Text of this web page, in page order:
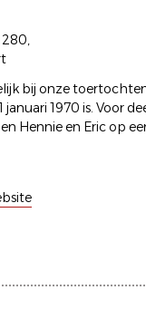
280,
bij onze
januari 1970 is. Voor
Hennie en Eric op